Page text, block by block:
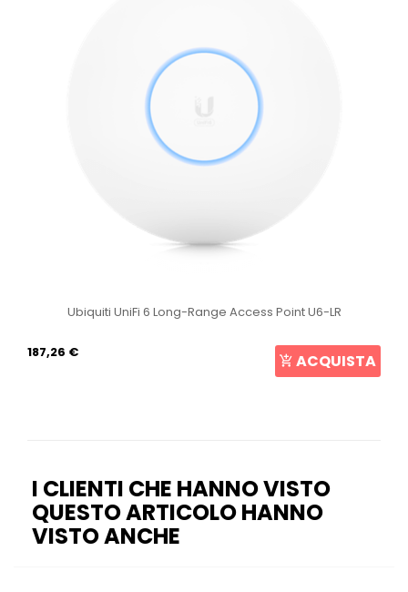
Ubiquiti UniFi 6 Long-Range Access Point U6-LR
187,26 € ACQUISTA
I CLIENTI CHE HANNO VISTO
QUESTO ARTICOLO HANNO
VISTO ANCHE